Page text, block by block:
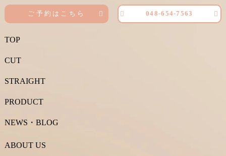
ご予約はこちら 048-654-7563
TOP
CUT
STRAIGHT
PRODUCT
NEWS・BLOG
ABOUT US